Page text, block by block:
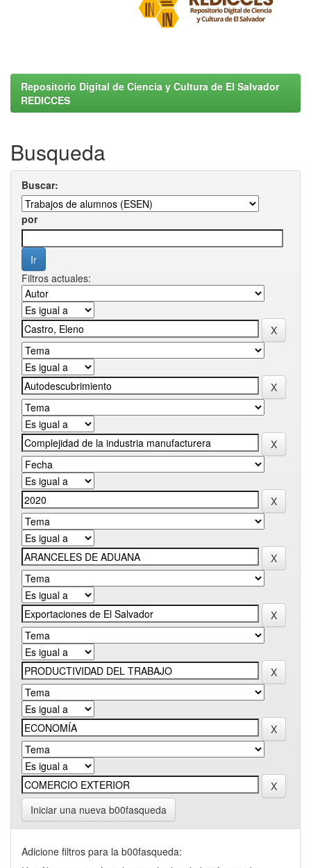
Repositorio Digital de Ciencia y Cultura de El Salvador
REDICCES
Busqueda
Buscar:
por
Filtros actuales:
Iniciar una nueva b00fasqueda
Adicione filtros para la b00fasqueda: